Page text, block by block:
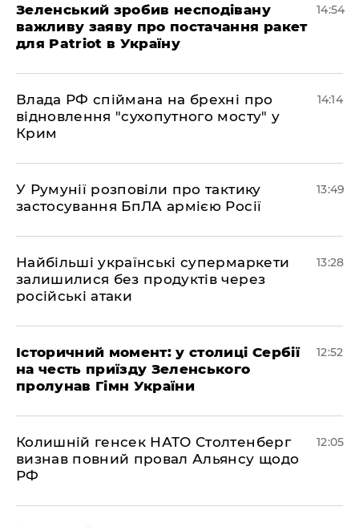
Зеленський зробив несподівану
важливу заяву про постачання ракет
для Patriot в Україну
14:54
Влада РФ спіймана на брехні про
відновлення "сухопутного мосту" у
Крим
14:14
У Румунії розповіли про тактику
застосування БпЛА армією Росії
13:49
Найбільші українські супермаркети
залишилися без продуктів через
російські атаки
13:28
Історичний момент: у столиці Сербії
на честь приїзду Зеленського
пролунав Гімн України
12:52
Колишній генсек НАТО Столтенберг
визнав повний провал Альянсу щодо
РФ
12:05